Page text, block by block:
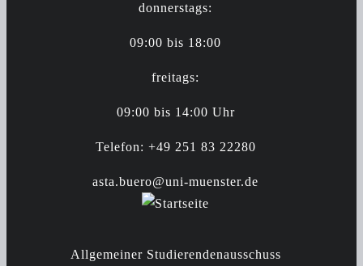
donnerstags:
09:00 bis 18:00
freitags:
09:00 bis 14:00 Uhr
Telefon: +49 251 83 22280
asta.buero@uni-muenster.de
Allgemeiner Studierendenausschuss